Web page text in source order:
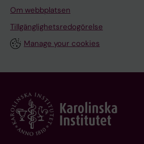
Om webbplatsen
Tillgänglighetsredogörelse
Manage your cookies